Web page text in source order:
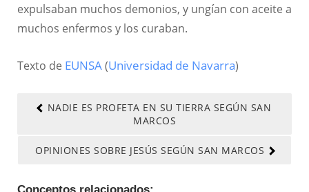
expulsaban muchos demonios, y ungían con aceite a
muchos enfermos y los curaban.
Texto de EUNSA(Universidad de Navarra)
NADIE ES PROFETA EN SU TIERRA SEGÚN SAN
MARCOS
OPINIONES SOBRE JESÚS SEGÚN SAN MARCOS